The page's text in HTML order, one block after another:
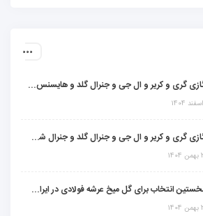
مقایسه کولر گازی گری و کریر و ال جی و جنرال گلد و هایسنس و مدیا و اجنرال
مقایسه کولر گازی گری و کریر و ال جی و جنرال گلد و جنرال شکار و سامسونگ و یونیوا
چرا آهن بتا، نخستین انتخاب برای گل میخ عرشه فولادی در ایران است؟